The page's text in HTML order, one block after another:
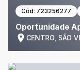
Cód: 723256277
Oportunidade
CENTRO, SÃO